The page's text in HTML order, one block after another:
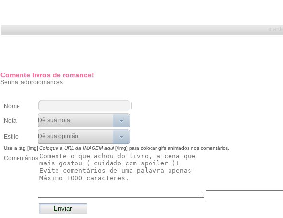
«
Comente livros de romance!
Senha: adororomances
Nome
Nota
Estilo
Use a tag [img] Coloque a URL da IMAGEM aqui[/img] para colocar gifs animados nos comentários.
Comentários